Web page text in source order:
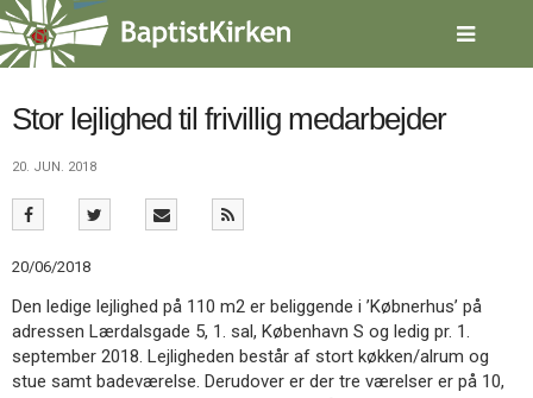
Spring
menu
over
gå
indholdVend
forsiden
1.0:
Forside
3.0:
Kalender
4.0:
Inspiration
5.0:
Værktøjskassen
6.0:
Mission
Stor lejlighed til frivillig medarbejder
20. JUN. 2018
20/06/2018
Den ledige lejlighed på 110 m2 er beliggende i ’Købnerhus’ på
adressen Lærdalsgade 5, 1. sal, København S og ledig pr. 1.
september 2018. Lejligheden består af stort køkken/alrum og
stue samt badeværelse. Derudover er der tre værelser er på 10,